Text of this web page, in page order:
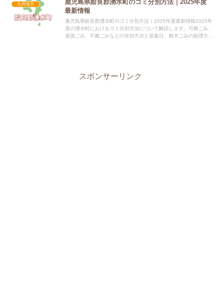
九州地方
鹿児島県姶良郡湧水町のゴミ分別方法｜2025年度
最新情報
鹿児島県姶良郡湧水町のゴミ分別方法｜2025年度最新情報2025年
度の湧水町におけるゴミ分別方法について解説します。可燃ごみ、
資源ごみ、不燃ごみなどの分別方法と収集日、粗大ごみの処理方法
スポンサーリンク